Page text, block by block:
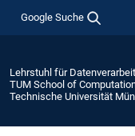
Google Suche
Lehrstuhl für
TUM School of
Technische Universität